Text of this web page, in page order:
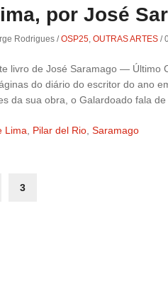
por José
Rodrigues /OSP25, OUTRAS ARTES /
livro de José Saramago —
do diário do escritor do ano
da sua obra, o Galardoado fala
Lima Pilar del Rio Saramago
3